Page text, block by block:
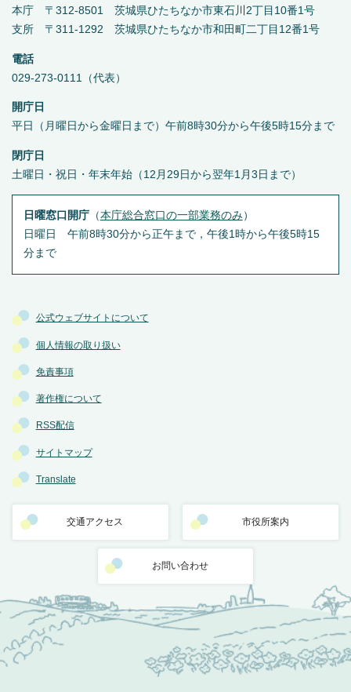
公式ウェブサイトについて
個人情報の取り扱い
免責事項
著作権について
RSS配信
サイトマップ
Translate
交通アクセス 市役所案内
お問い合わせ
本庁 〒312-8501 茨城県ひたちなか市東石川2丁目10番1号
支所 〒311-1292 茨城県ひたちなか市和田町二丁目12番1号
電話
029-273-0111（代表）
開庁日
平日（月曜日から金曜日まで）午前8時30分から午後5時15分まで
閉庁日
土曜日・祝日・年末年始（12月29日から翌年1月3日まで）
日曜窓口開庁（本庁総合窓口の一部業務のみ ）
日曜日 午前8時30分から正午まで，午後1時から午後5時15
分まで